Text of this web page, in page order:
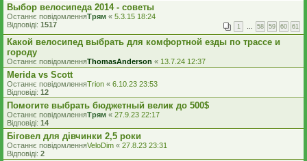
Выбор велосипеда 2014 - советы
Останнє повідомленняТрям « 5.3.15 18:24
Відповіді: 1517 1 … 58 59 60 61
Какой велосипед выбрать для комфортной езды по трассе и
городу
Останнє повідомленняThomasAnderson « 13.7.24 12:37
Merida vs Scott
Останнє повідомленняTrion « 6.10.23 23:53
Відповіді: 12
Помогите выбрать бюджетный велик до 500$
Останнє повідомленняТрям « 27.9.23 22:17
Відповіді: 14
Біговел для дівчинки 2,5 роки
Останнє повідомленняVeloDim « 27.8.23 23:31
Відповіді: 2